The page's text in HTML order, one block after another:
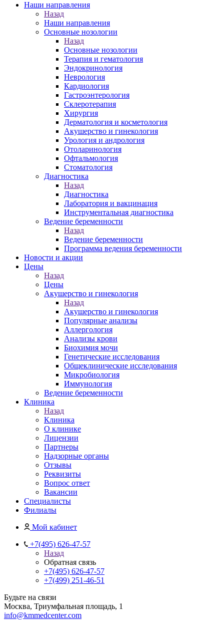
Наши направления
Назад
Наши направления
Основные нозологии
Назад
Основные нозологии
Терапия и гематология
Эндокринология
Неврология
Кардиология
Гастроэнтерология
Склеротерапия
Хирургия
Дерматология и косметология
Акушерство и гинекология
Урология и андрология
Отоларинология
Офтальмология
Стоматология
Диагностика
Назад
Диагностика
Лаборатория и вакцинация
Инструментальная диагностика
Ведение беременности
Назад
Ведение беременности
Программа ведения беременности
Новости и акции
Цены
Назад
Цены
Акушерство и гинекология
Назад
Акушерство и гинекология
Популярные анализы
Аллергология
Анализы крови
Биохимия мочи
Генетические исследования
Общеклинические исследования
Микробиология
Иммунология
Ведение беременности
Клиника
Назад
Клиника
О клинике
Лицензии
Партнеры
Надзорные органы
Отзывы
Реквизиты
Вопрос ответ
Вакансии
Специалисты
Филиалы
Мой кабинет
+7(495) 626-47-57
Назад
Обратная связь
+7(495) 626-47-57
+7(499) 251-46-51
Будьте на связи
Москва, Триумфальная площадь, 1
info@kmmedcenter.com